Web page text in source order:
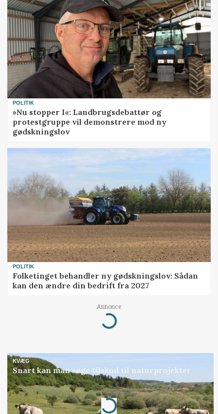
POLITIK
»Nu stopper I«: Landbrugsdebattør og
protestgruppe vil demonstrere mod ny
gødskningslov
POLITIK
Folketinget behandler ny gødskningslov: Sådan
kan den ændre din bedrift fra 2027
Annonce
Loading...
KVÆG
Snart kan man søge tilskud til naturprojekter
Annonce
Loading...